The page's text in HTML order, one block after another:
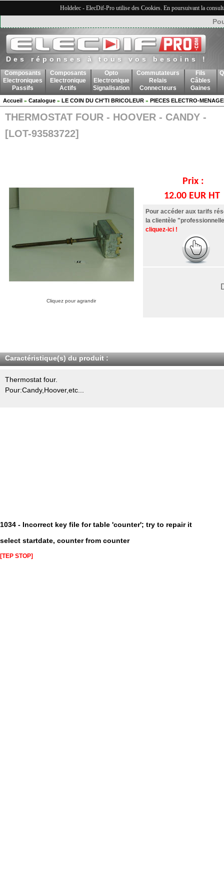
Holdelec - ElecDif-Pro utilise des Cookies. En poursuivant la
Des réponses à tous vos besoins !
Composants
Electroniques
Passifs
Composants
Electronique
Actifs
Opto
Electronique
Signalisation
Commutateurs
Relais
Connecteurs
Fils
Câbles
Gaines
Accueil » Catalogue » LE COIN DU CH'TI BRICOLEUR » PIECES ELECTRO-
THERMOSTAT FOUR - HOOVER - CANDY -
[LOT-93583722]
Cliquez pour agrandir
Prix :
12.00 EUR HT
Pour accéder aux tarifs
la clientèle
cliquez-ici !
Caractéristique(s) du produit :
Thermostat four.
Pour:Candy,Hoover,etc...
1034 - Incorrect key file for table 'counter'; try to repair it
select startdate, counter from counter
[TEP STOP]